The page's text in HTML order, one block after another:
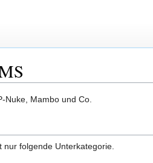
Nuke, Mambo und Co.
nur folgende Unterkategorie.